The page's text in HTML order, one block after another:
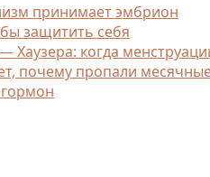
принимает эмбрион
защитить себя
когда
почему пропали